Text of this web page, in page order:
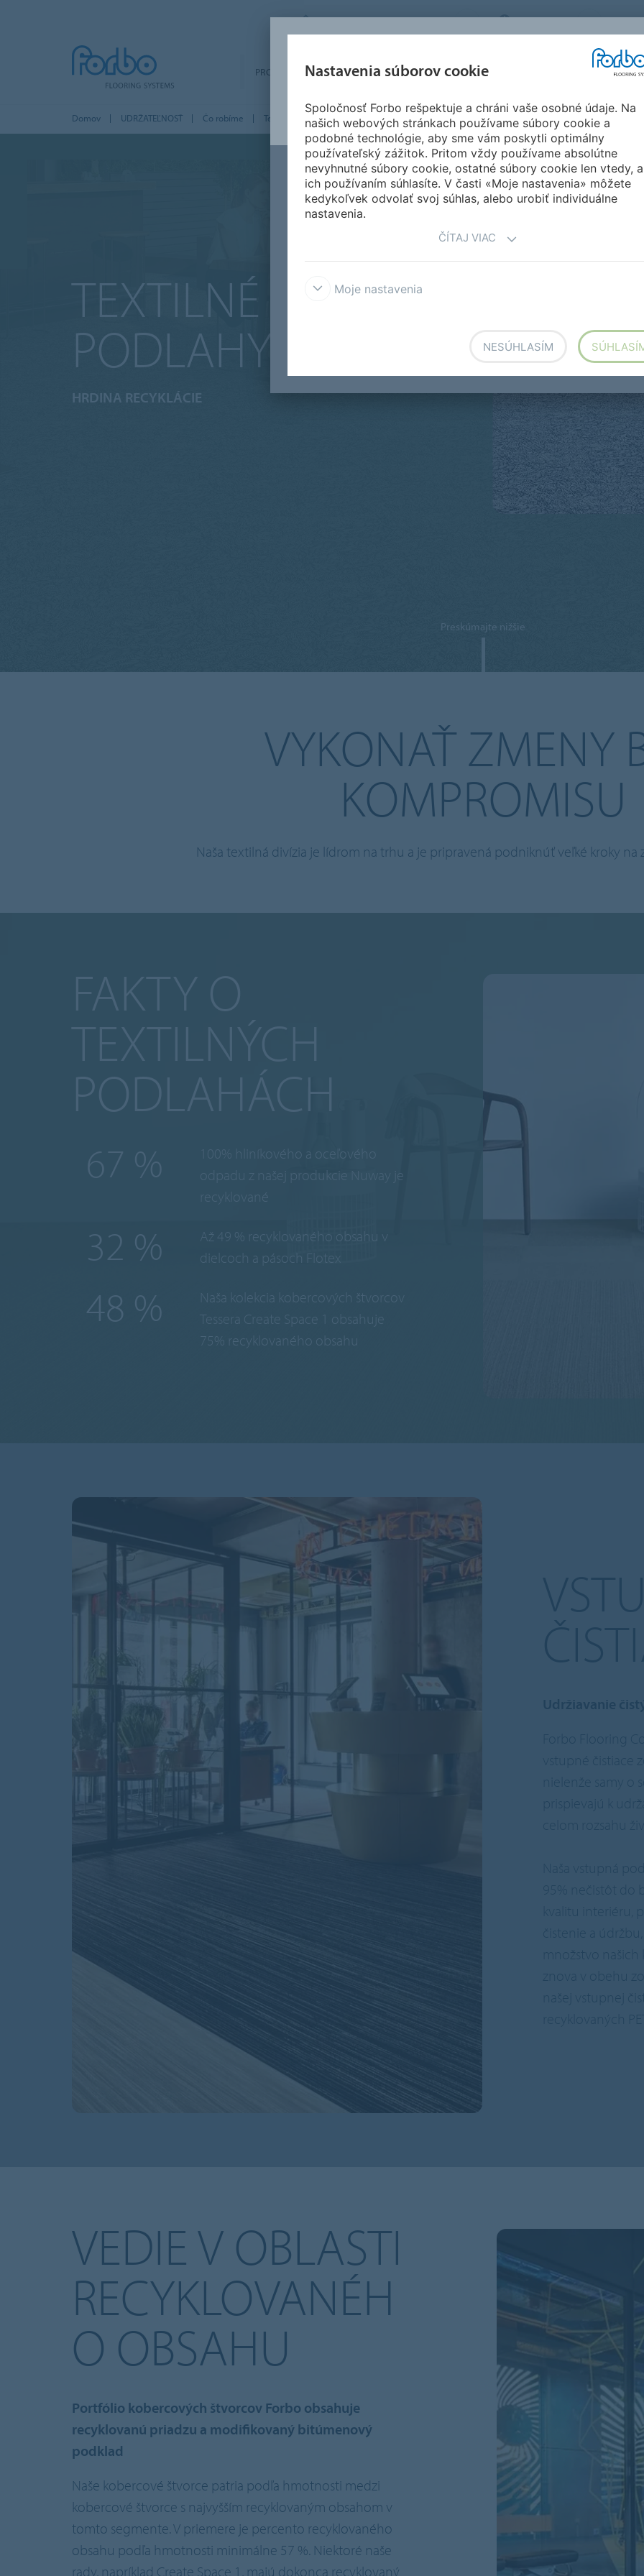
FORBO FLOORING SYSTEMS SLOVAKIA
PRODUKTY SEGMENTY
REFERENCIE A
INŠPIRÁCIE
Domov UDRŽATEĽNOSŤ Čo robíme Textil
TEXTILNÉ
PODLAHY
HRDINA RECYKLÁCIE
Preskúmajte nižšie
VYKONAŤ ZMENY
KOMPROMISU
Naša textilná divízia je lídrom na trhu a je pripravená podniknúť veľké kroky
FAKTY O
TEXTILNÝCH
PODLAHÁCH
100%
100% hliníkového a oceľového
odpadu z našej produkcie Nuway je
recyklované
49 %
Až 49 % recyklovaného obsahu v
dielcoch a pásoch Flotex
75 %
Naša kolekcia kobercových štvorcov
Tessera Create Space 1 obsahuje
75% recyklovaného obsahu
VEDIE V OBLASTI
RECYKLOVANÉH
O OBSAHU
Portfólio kobercových štvorcov Forbo obsahuje
recyklovanú priadzu a modifikovaný bitúmenový
podklad
Naše kobercové štvorce patria podľa hmotnosti medzi
kobercové štvorce s najvyšším recyklovaným obsahom v
tomto segmente. V priemere je percento recyklovaného
obsahu podľa hmotnosti minimálne 57 %. Niektoré naše
rady, napríklad Create Space 1, majú dokonca recyklovaný
Nastavenia súborov cookie
Spoločnosť Forbo rešpektuje a chráni vaše osobné údaje. Na
našich webových stránkach používame súbory cookie a
podobné technológie, aby sme vám poskytli optimálny
používateľský zážitok. Pritom vždy používame absolútne
nevyhnutné súbory cookie, ostatné súbory cookie len vtedy,
ich používaním súhlasíte. V časti «Moje nastavenia» môžete
kedykoľvek odvolať svoj súhlas, alebo urobiť individuálne
nastavenia.
ČÍTAJ VIAC
Moje nastavenia
NESÚHLASÍM